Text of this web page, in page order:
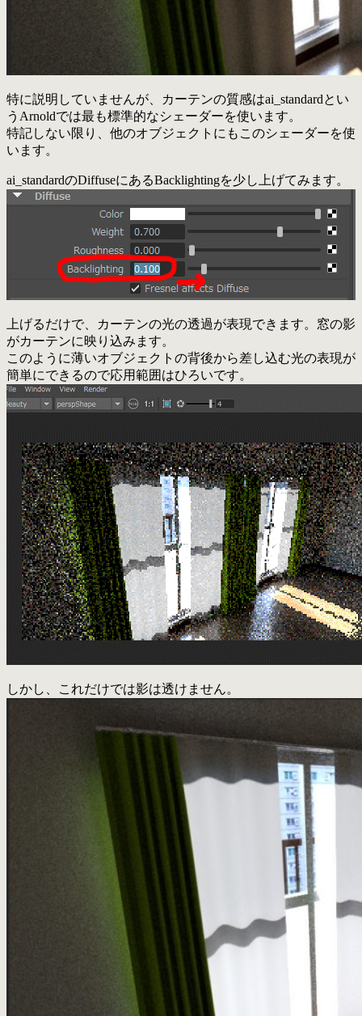
特に説明していませんが、カーテンの質感はai_standardとい
うArnoldでは最も標準的なシェーダーを使います。
特記しない限り、他のオブジェクトにもこのシェーダーを使
います。
ai_standardのDiffuseにあるBacklightingを少し上げてみます。
上げるだけで、カーテンの光の透過が表現できます。窓の影
がカーテンに映り込みます。
このように薄いオブジェクトの背後から差し込む光の表現が
簡単にできるので応用範囲はひろいです。
しかし、これだけでは影は透けません。